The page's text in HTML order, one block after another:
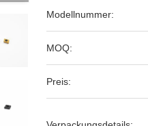
Modellnummer:
MOQ:
Preis: